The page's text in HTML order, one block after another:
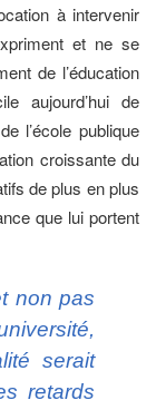
à intervenir
et ne se
de l’éducation
aujourd’hui de
l’école publique
croissante du
de plus en plus
que lui portent
non pas
serait
retards